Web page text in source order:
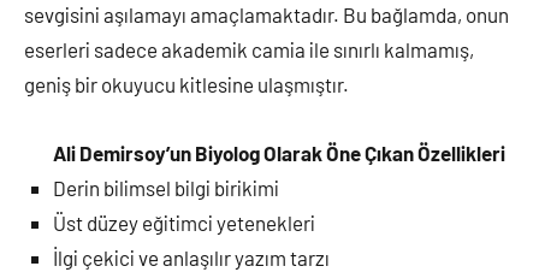
sevgisini aşılamayı amaçlamaktadır. Bu bağlamda, onun
eserleri sadece akademik camia ile sınırlı kalmamış,
geniş bir okuyucu kitlesine ulaşmıştır.
Ali Demirsoy’un Biyolog Olarak Öne Çıkan Özellikleri
Derin bilimsel bilgi birikimi
Üst düzey eğitimci yetenekleri
İlgi çekici ve anlaşılır yazım tarzı